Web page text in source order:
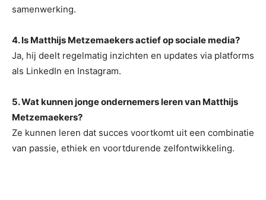
samenwerking.
4. Is Matthijs Metzemaekers actief op sociale media?
Ja, hij deelt regelmatig inzichten en updates via platforms
als LinkedIn en Instagram.
5. Wat kunnen jonge ondernemers leren van Matthijs
Metzemaekers?
Ze kunnen leren dat succes voortkomt uit een combinatie
van passie, ethiek en voortdurende zelfontwikkeling.